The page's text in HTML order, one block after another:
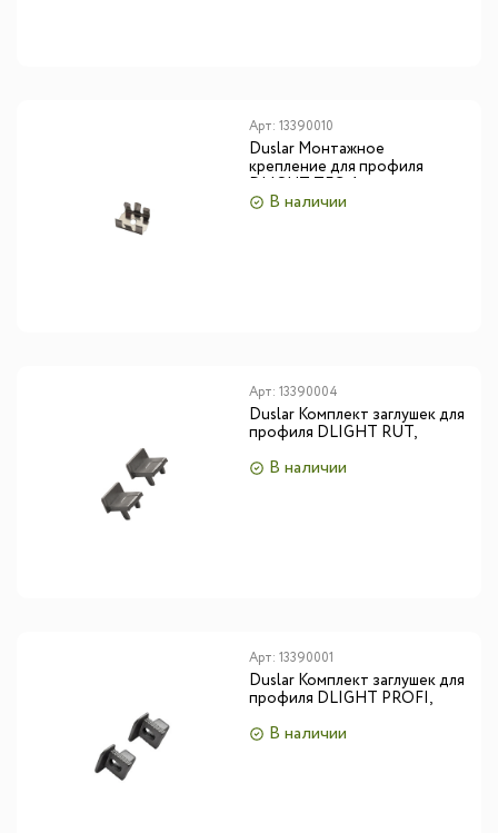
Арт: 13390010
Duslar Монтажное
крепление для профиля
DLIGHT TEC, 1 шт.
В наличии
Арт: 13390004
Duslar Комплект заглушек для
профиля DLIGHT RUT,
В наличии
Арт: 13390001
Duslar Комплект заглушек для
профиля DLIGHT PROFI,
В наличии